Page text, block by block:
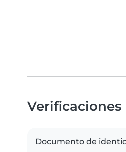
Verificaciones
Documento de